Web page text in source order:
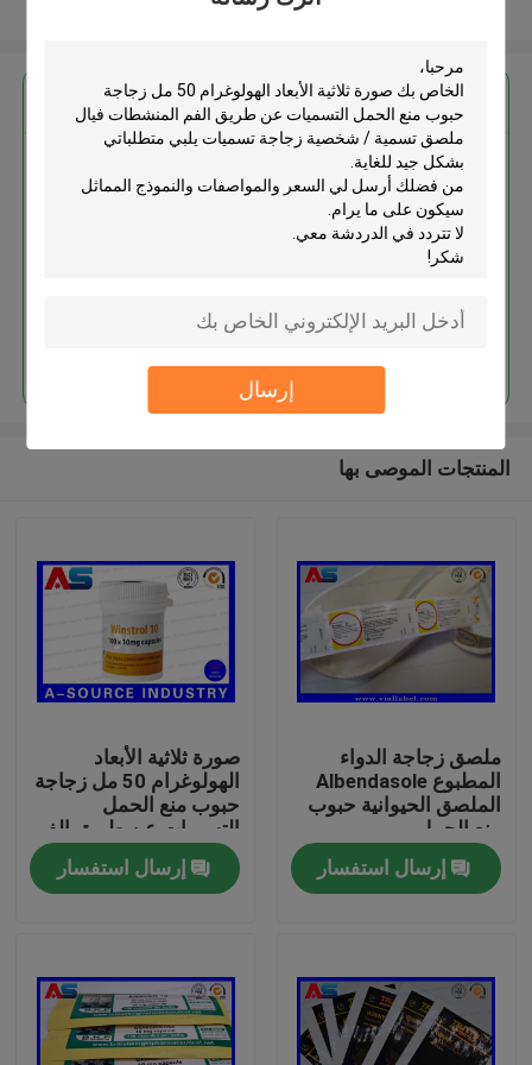
إرسال
منتجات
معلومات عنا
عرض المزيد
احصل على افضل سعر ل
زجاجة حبوب منع الحمل التسميات
عن طريق الفم المنشطات فيال
المنتجات الموصى بها
ملصق زجاجة الدواء
المطبوع Albendasole
الملصق الحيوانية حبوب
منع الحمل
إرسال استفسار
صورة ثلاثية الأبعاد
الهولوغرام 50 مل زجاجة
حبوب منع الحمل
التسميات عن طريق الفم
المنشطات فيال ملصق
تسمية / شخصية زجاجة
تسميات
إرسال استفسار